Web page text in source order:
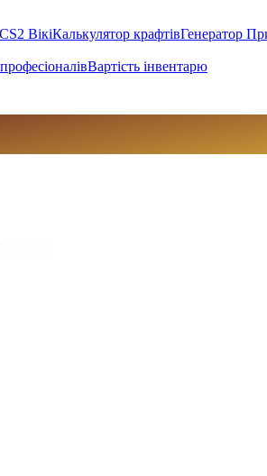
CS2 ВікіКалькулятор крафтівГенератор
Вартість інвентарю